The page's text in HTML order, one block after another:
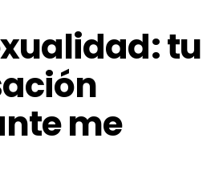
tu
me